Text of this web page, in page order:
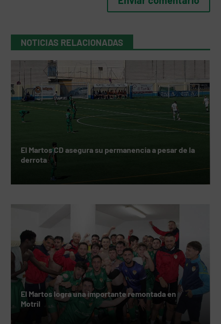
NOTICIAS RELACIONADAS
El Martos CD asegura su permanencia a pesar de la
derrota
El Martos logra una importante remontada en
Motril